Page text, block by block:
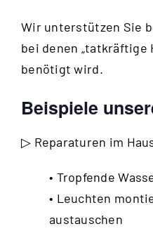
Wir unterstützen Sie
bei denen „tatkräftige
benötigt wird.
Beispiele
▷ Reparaturen im
• Tropfende
• Leuchten
austauschen